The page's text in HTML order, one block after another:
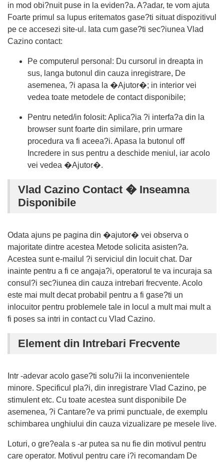
in mod obi?nuit puse in la eviden?a. A?adar, te vom ajuta
Foarte primul sa lupus eritematos gase?ti situat dispozitivul
pe ce accesezi site-ul. Iata cum gase?ti sec?iunea Vlad
Cazino contact:
Pe computerul personal: Du cursorul in dreapta in
sus, langa butonul din cauza inregistrare, De
asemenea, ?i apasa la �Ajutor�; in interior vei
vedea toate metodele de contact disponibile;
Pentru neted/in folosit: Aplica?ia ?i interfa?a din la
browser sunt foarte din similare, prin urmare
procedura va fi aceea?i. Apasa la butonul off
Incredere in sus pentru a deschide meniul, iar acolo
vei vedea �Ajutor�.
Vlad Cazino Contact � Inseamna
Disponibile
Odata ajuns pe pagina din �ajutor� vei observa o
majoritate dintre acestea Metode solicita asisten?a.
Acestea sunt e-mailul ?i serviciul din locuit chat. Dar
inainte pentru a fi ce angaja?i, operatorul te va incuraja sa
consul?i sec?iunea din cauza intrebari frecvente. Acolo
este mai mult decat probabil pentru a fi gase?ti un
inlocuitor pentru problemele tale in locul a mult mai mult a
fi poses sa intri in contact cu Vlad Cazino.
Element din Intrebari Frecvente
Intr -adevar acolo gase?ti solu?ii la inconvenientele
minore. Specificul pla?i, din inregistrare Vlad Cazino, pe
stimulent etc. Cu toate acestea sunt disponibile De
asemenea, ?i Cantare?e va primi punctuale, de exemplu
schimbarea unghiului din cauza vizualizare pe mesele live.
Loturi, o gre?eala s -ar putea sa nu fie din motivul pentru
care operator. Motivul pentru care i?i recomandam De